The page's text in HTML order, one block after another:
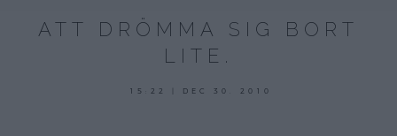
ATT DRÖMMA SIG BORT
LITE.
15:22 | DEC 30. 2010